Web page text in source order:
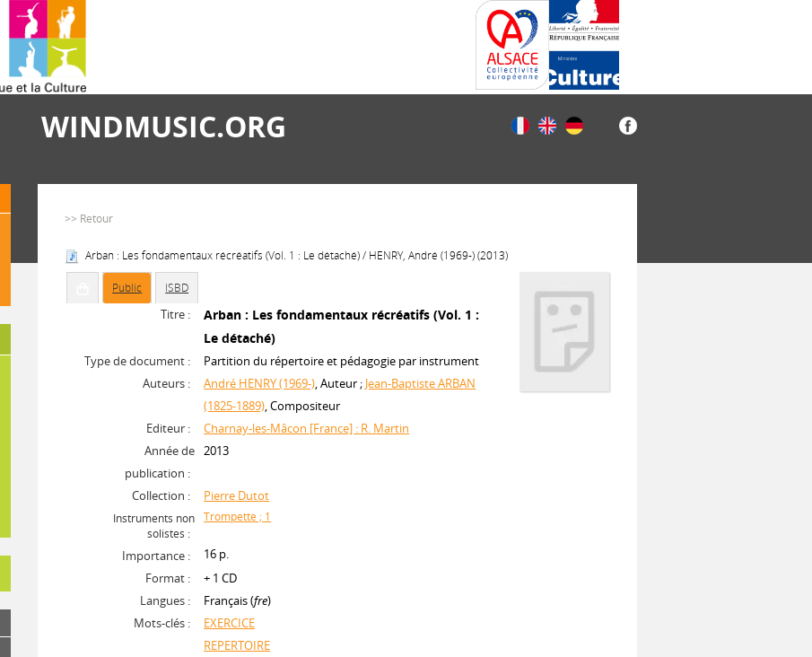
WINDMUSIC.ORG
>> Retour
Arban : Les fondamentaux récréatifs (Vol. 1 : Le détaché) / HENRY, André (1969-) (2013)
Public ISBD
Titre :
Arban : Les fondamentaux récréatifs (Vol. 1 :
Le détaché)
Type de document :
Partition du répertoire et pédagogie par instrument
Auteurs :
André HENRY (1969-), Auteur ; Jean-Baptiste ARBAN
(1825-1889), Compositeur
Editeur :
Charnay-les-Mâcon [France] : R. Martin
Année de
publication :
2013
Collection : Pierre Dutot
Instruments non
solistes :
Trompette ; 1
Importance :
16 p.
Format :
+ 1 CD
Langues :
Français (fre)
Mots-clés :
EXERCICE
REPERTOIRE